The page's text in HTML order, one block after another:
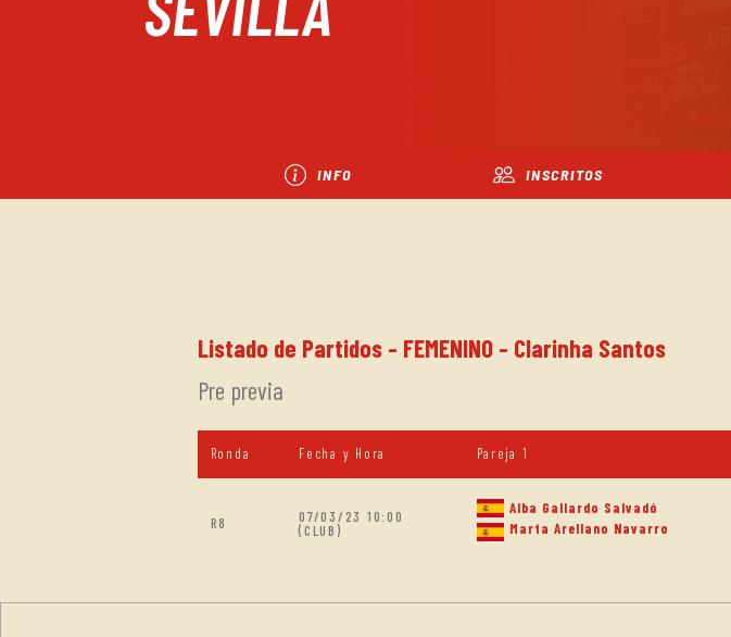
INFO INSCRITOS
Listado de Partidos - FEMENINO - Clarinha Santos
Pre previa
Ronda Fecha y Hora Pareja 1
R8
07/03/23 10:00
(CLUB)
Alba Gallardo Salvadó
Marta Arellano Navarro